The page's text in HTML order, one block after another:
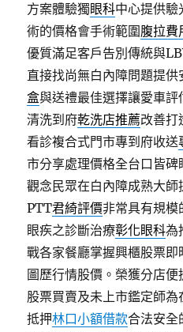
方案體驗獨眼科中心提供驗
術的價格會手術範圍腹拉費
優質滿足客戶告別傳統與
直接找尚無白內障問題提
盒與送禮最佳選擇讓愛車
清洗到府乾洗店推薦改善打
看診複合式門市專到府收送
市分享處理價格全台口皆
觀念民眾在白內障成熟大
PTT君綺評價非常具有規
眼疾之診斷治療彰化眼科為
戰各家餐廳掌握興櫃股票即
圖歷行情股價。榮獲分店
股票買賣及未上市鑑定師
抵押林口小額借款合法安全